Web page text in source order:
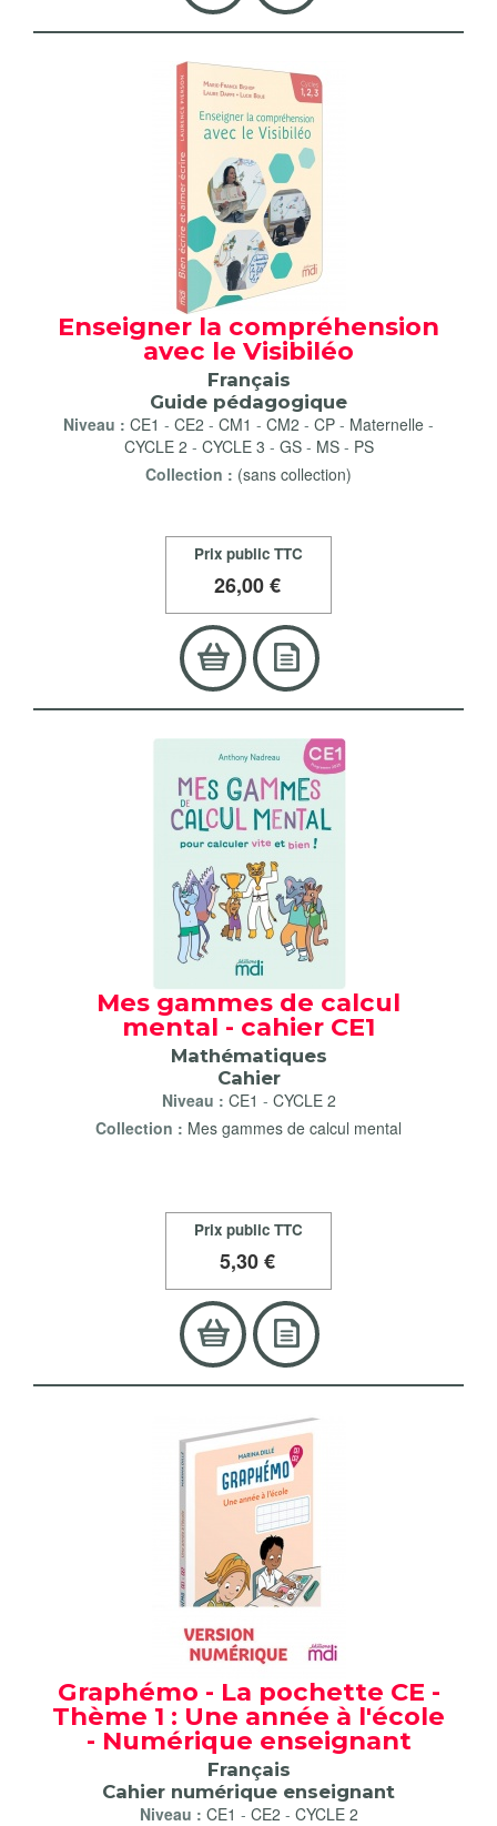
Enseigner la compréhension
avec le Visibiléo
Français
Guide pédagogique
Niveau : CE1 - CE2 - CM1 - CM2 - CP - Maternelle -
CYCLE 2 - CYCLE 3 - GS- MS- PS
Collection : (sans collection)
Prix public TTC
26,00 €
Mes gammes de calcul
mental - cahier CE1
Mathématiques
Cahier
Niveau : CE1 - CYCLE 2
Collection : Mes gammes de calcul mental
Prix public TTC
5,30 €
Graphémo - La pochette CE -
Thème 1 : Une année à l'école
- Numérique enseignant
Français
Cahier numérique enseignant
Niveau : CE1 - CE2 - CYCLE 2